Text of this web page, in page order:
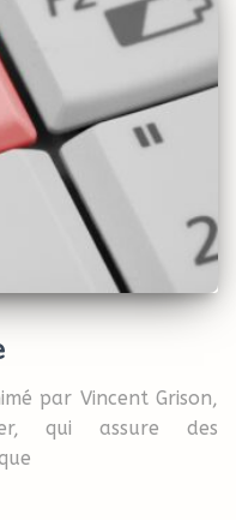
par Vincent Grison,
qui assure des